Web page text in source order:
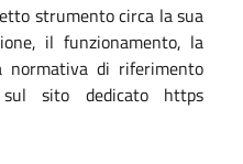
strumento circa la sua
il funzionamento, la
normativa di riferimento
sito dedicato https